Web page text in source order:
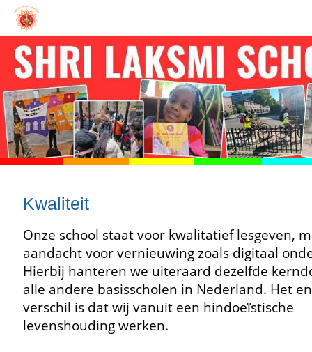
Kwaliteit
Onze school staat voor kwalitatief lesgeven,
aandacht voor vernieuwing zoals digitaal
Hierbij hanteren we uiteraard dezelfde
alle andere basisscholen in Nederland. Het
verschil is dat wij vanuit een hindoeïstische
levenshouding werken.